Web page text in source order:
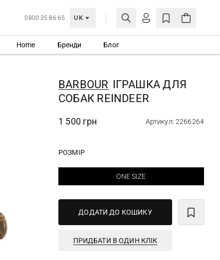
0800 35 86 65 UK
МОЯ ОБЛІКІВКА
Ще не зареєстровані?
СТВОРИТИ ОБЛІКІВКУ
Home Бренди Блог
BARBOUR ІГРАШКА ДЛЯ
СОБАК REINDEER
1 500 грн Артикул: 2266264
РОЗМІР
ONE SIZE
ДОДАТИ ДО КОШИКУ
ПРИДБАТИ В ОДИН КЛІК